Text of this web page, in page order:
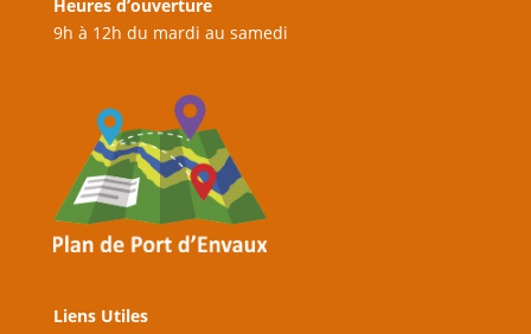
Heures d’ouverture
9h à 12h du mardi au samedi
Liens Utiles